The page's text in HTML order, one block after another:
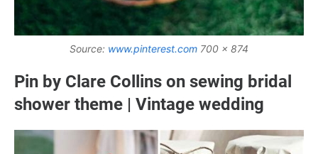
Source: www.pinterest.com 700 x 874
Pin by Clare Collins on sewing bridal
shower theme | Vintage wedding